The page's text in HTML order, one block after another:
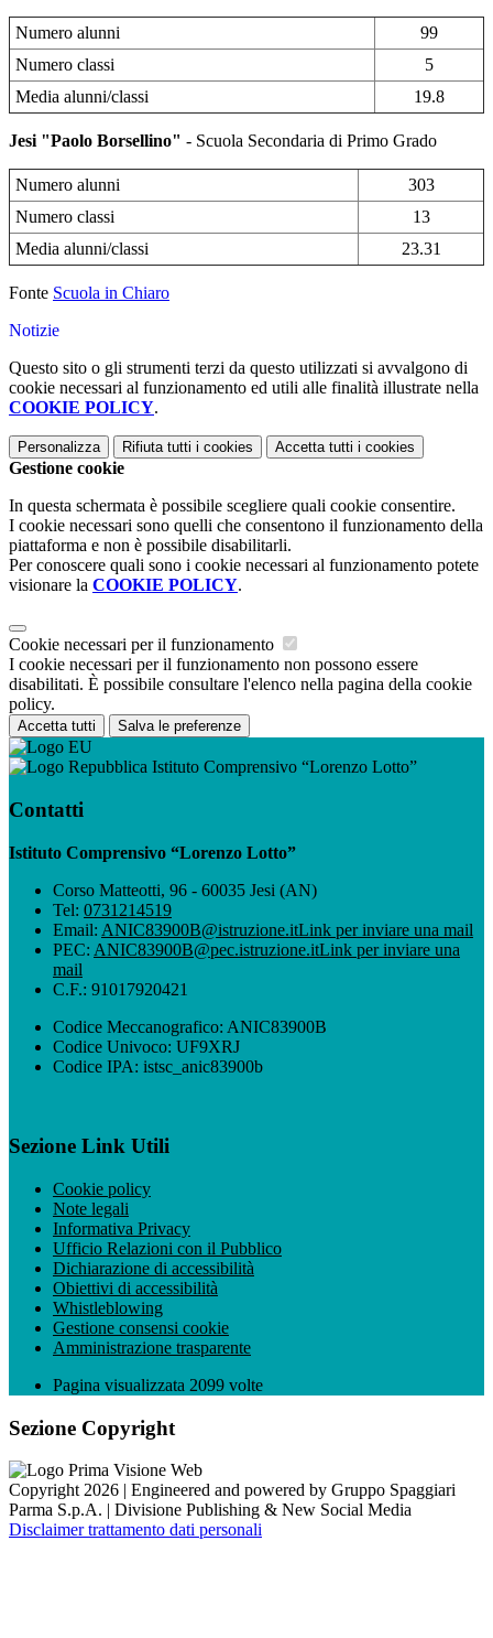
Numero alunni
99
Numero classi
5
Media alunni/classi
19.8
Jesi "Paolo Borsellino" - Scuola Secondaria di Primo Grado
Numero alunni
303
Numero classi
13
Media alunni/classi
23.31
Fonte Scuola in Chiaro
Notizie
Questo sito o gli strumenti terzi da questo utilizzati si avvalgono di
cookie necessari al funzionamento ed utili alle finalità illustrate nella
COOKIE POLICY.
Personalizza Rifiuta tutti i cookies Accetta tutti i cookies
Gestione cookie
In questa schermata è possibile scegliere quali cookie consentire.
I cookie necessari sono quelli che consentono il funzionamento della
piattaforma e non è possibile disabilitarli.
Per conoscere quali sono i cookie necessari al funzionamento potete
visionare la COOKIE POLICY.
Cookie necessari per il funzionamento
I cookie necessari per il funzionamento non possono essere
disabilitati. È possibile consultare l'elenco nella pagina della cookie
policy.
Accetta tutti Salva le preferenze
Istituto Comprensivo “Lorenzo Lotto”
Contatti
Istituto Comprensivo “Lorenzo Lotto”
Corso Matteotti, 96 - 60035 Jesi (AN)
Tel: 0731214519
Email: ANIC83900B@istruzione.itLink per inviare una mail
PEC: ANIC83900B@pec.istruzione.itLink per inviare una
mail
C.F.: 91017920421
Codice Meccanografico: ANIC83900B
Codice Univoco: UF9XRJ
Codice IPA: istsc_anic83900b
Sezione Link Utili
Cookie policy
Note legali
Informativa Privacy
Ufficio Relazioni con il Pubblico
Dichiarazione di accessibilità
Obiettivi di accessibilità
Whistleblowing
Gestione consensi cookie
Amministrazione trasparente
Pagina visualizzata 2099 volte
Sezione Copyright
Copyright 2026 | Engineered and powered by Gruppo Spaggiari
Parma S.p.A. | Divisione Publishing & New Social Media
Disclaimer trattamento dati personali